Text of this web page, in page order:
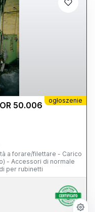
ogłoszenie
50.006
a forare/filettare - Carico
- Accessori di normale
per rubinetti